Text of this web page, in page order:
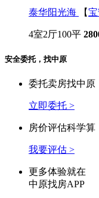
泰华阳光海 【
4室2厅100平
安全委托，找中原
委托卖房找中原
立即委托 >
房价评估科学算
我要评估 >
更多体验就在
中原找房APP